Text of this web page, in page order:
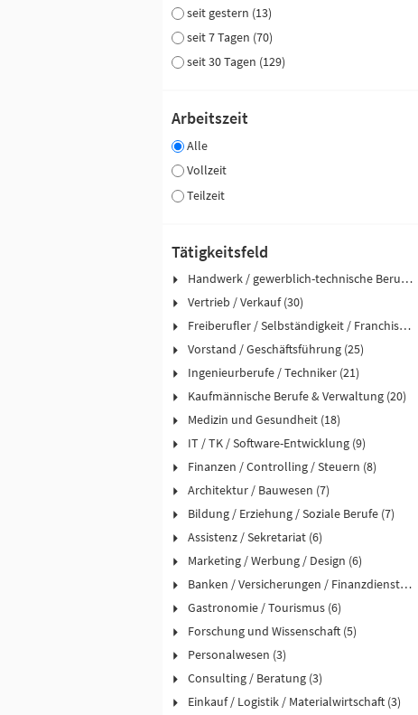
seit gestern (13)
seit 7 Tagen (70)
seit 30 Tagen (129)
Arbeitszeit
Alle
Vollzeit
Teilzeit
Tätigkeitsfeld
Handwerk / gewerblich-technische Berufe (32)
Vertrieb / Verkauf (30)
Freiberufler / Selbständigkeit / Franchise (27)
Vorstand / Geschäftsführung (25)
Ingenieurberufe / Techniker (21)
Kaufmännische Berufe & Verwaltung (20)
Medizin und Gesundheit (18)
IT / TK / Software-Entwicklung (9)
Finanzen / Controlling / Steuern (8)
Architektur / Bauwesen (7)
Bildung / Erziehung / Soziale Berufe (7)
Assistenz / Sekretariat (6)
Marketing / Werbung / Design (6)
Banken / Versicherungen / Finanzdienstleister (6)
Gastronomie / Tourismus (6)
Forschung und Wissenschaft (5)
Personalwesen (3)
Consulting / Beratung (3)
Einkauf / Logistik / Materialwirtschaft (3)